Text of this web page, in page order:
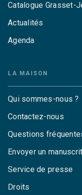
Catalogue Grasset-
Actualités
Agenda
LA MAISON
Qui sommes-nous ?
Contactez-nous
Questions
Envoyer un manuscrit
Service de presse
Droits